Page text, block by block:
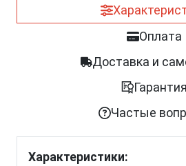
Оплата
Доставка и
Гарантия
Частые
Характеристики: